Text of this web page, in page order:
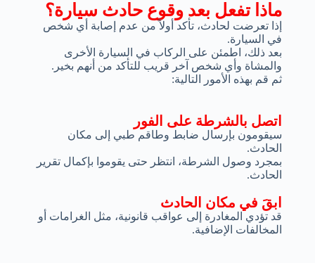
ماذا تفعل بعد وقوع حادث سيارة؟
إذا تعرضت لحادث، تأكد أولاً من عدم إصابة أي شخص
في السيارة.
بعد ذلك، اطمئن على الركاب في السيارة الأخرى
والمشاة وأي شخص آخر قريب للتأكد من أنهم بخير.
ثم قم بهذه الأمور التالية:
ابقَ في مكان الحادث
قد تؤدي المغادرة إلى عواقب قانونية، مثل الغرامات أو
المخالفات الإضافية.
اتصل بالشرطة على الفور
سيقومون بإرسال ضابط وطاقم طبي إلى مكان
الحادث.
بمجرد وصول الشرطة، انتظر حتى يقوموا بإكمال تقرير
الحادث.